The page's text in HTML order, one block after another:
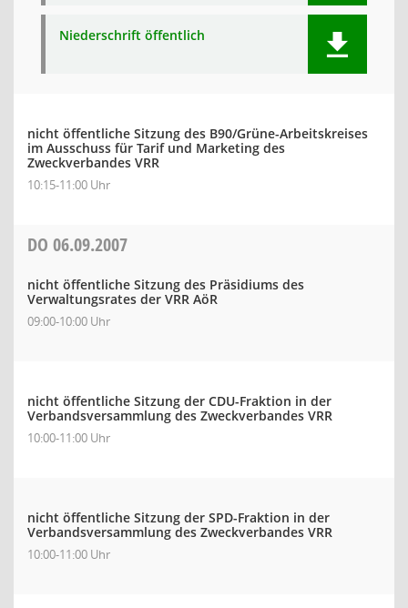
Niederschrift öffentlich
nicht öffentliche Sitzung des B90/Grüne-Arbeitskreises
im Ausschuss für Tarif und Marketing des
Zweckverbandes VRR
10:15-11:00 Uhr
DO 06.09.2007
nicht öffentliche Sitzung des Präsidiums des
Verwaltungsrates der VRR AöR
09:00-10:00 Uhr
nicht öffentliche Sitzung der CDU-Fraktion in der
Verbandsversammlung des Zweckverbandes VRR
10:00-11:00 Uhr
nicht öffentliche Sitzung der SPD-Fraktion in der
Verbandsversammlung des Zweckverbandes VRR
10:00-11:00 Uhr